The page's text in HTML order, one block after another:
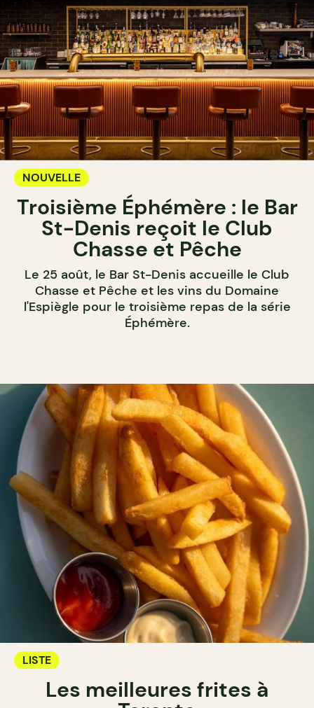
NOUVELLE
Troisième Éphémère : le Bar
St-Denis reçoit le Club
Chasse et Pêche
Le 25 août, le Bar St-Denis accueille le Club
Chasse et Pêche et les vins du Domaine
l'Espiègle pour le troisième repas de la série
Éphémère.
LISTE
Les meilleures frites à